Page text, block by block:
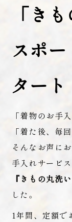
「き
スポ
タート
「着物のお手
「着た後、毎
そんなお声に
手入れサービス
『きもの丸洗
した。
1年間、定額で